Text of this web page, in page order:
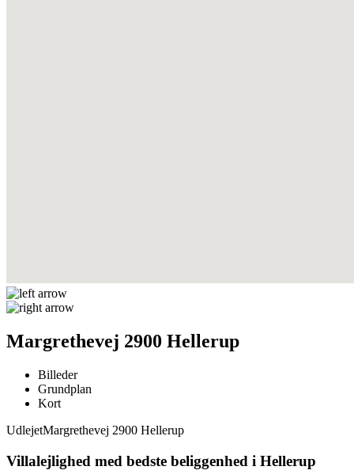
Margrethevej 2900 Hellerup
Billeder
Grundplan
Kort
UdlejetMargrethevej 2900 Hellerup
Villalejlighed med bedste beliggenhed i Hellerup